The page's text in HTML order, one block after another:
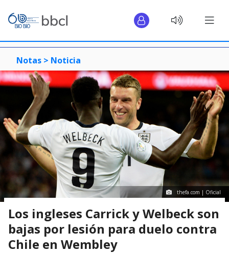
Notas > Noticia
thefa.com | Oficial
Los ingleses Carrick y Welbeck son
bajas por lesión para duelo contra
Chile en Wembley